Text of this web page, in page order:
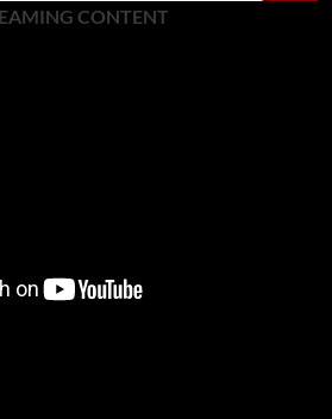
CONTENT